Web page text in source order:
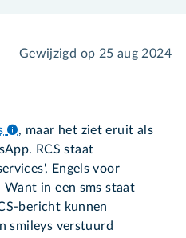
Gewijzigd op 25 aug 2024
, maar het ziet eruit als
RCS staat
Engels voor
in een sms staat
bericht kunnen
smileys verstuurd